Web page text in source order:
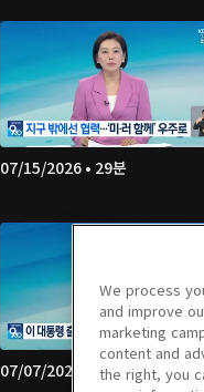
07/15/2026 • 29분
07/07/2026 • 29분
We process
and improve
marketing
content and
the right, you